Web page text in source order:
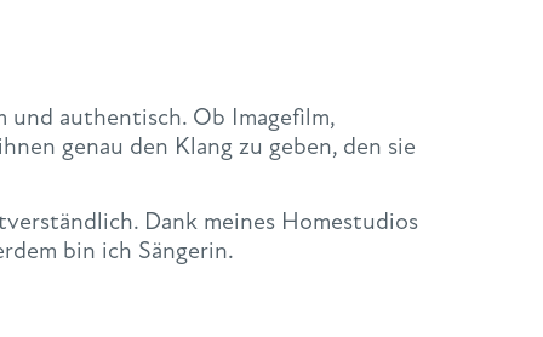
und authentisch. Ob Imagefilm,
genau den Klang zu geben, den sie
Dank meines Homestudios
bin ich Sängerin.